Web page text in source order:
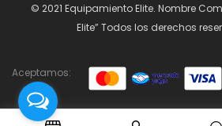
© 2021 Equipamiento Elite. Nombre
Elite” Todos los derechos
Aceptamos: